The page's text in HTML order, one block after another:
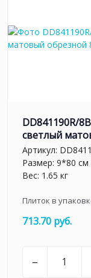
DD841190R/
светлый
Артикул:
Размер: 9*80 см
Вес: 1.65 кг
Плиток в
713.70 руб.
–